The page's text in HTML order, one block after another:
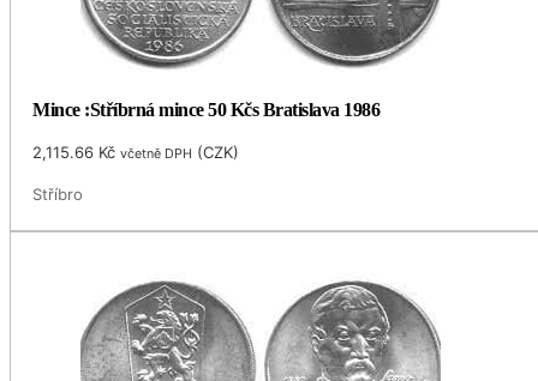
Mince :Stříbrná mince 50 Kčs Bratislava 1986
2,115.66 Kč včetně DPH (CZK)
Stříbro